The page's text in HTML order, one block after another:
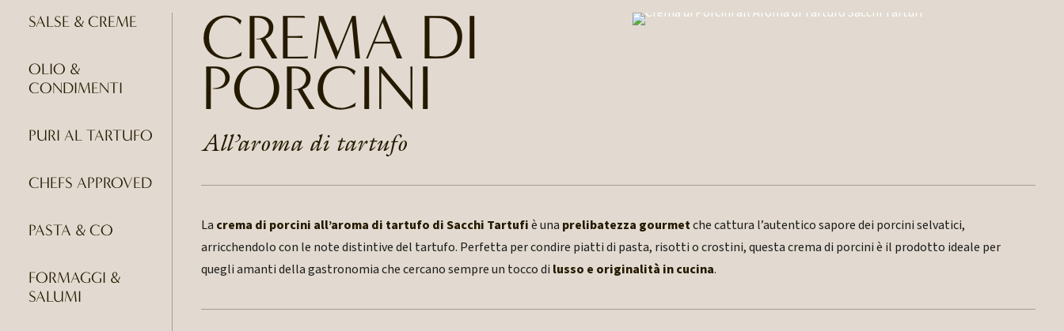
SALSE & CREME
OLIO &
CONDIMENTI
PURI AL TARTUFO
CHEFS APPROVED
PASTA & CO
FORMAGGI &
SALUMI
CREMA DI
PORCINI
All’aroma di tartufo
La crema di porcini all’aroma di tartufo di Sacchi Tartufiè una prelibatezza gourmetche cattura l’autentico sapore dei porcini selvatici,
arricchendolo con le note distintive del tartufo. Perfetta per condire piatti di pasta, risotti o crostini, questa crema di porcini è il prodotto ideale per
quegli amanti della gastronomia che cercano sempre un tocco di lusso e originalità in cucina.